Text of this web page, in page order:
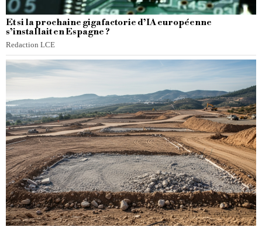
Et si la prochaine gigafactorie d’IA européenne
s’installait en Espagne ?
Redaction LCE